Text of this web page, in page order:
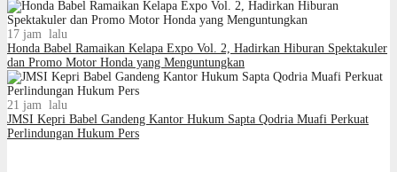
17 jam lalu
Honda Babel Ramaikan Kelapa Expo Vol. 2, Hadirkan Hiburan Spektakuler
dan Promo Motor Honda yang Menguntungkan
21 jam lalu
JMSI Kepri Babel Gandeng Kantor Hukum Sapta Qodria Muafi Perkuat
Perlindungan Hukum Pers